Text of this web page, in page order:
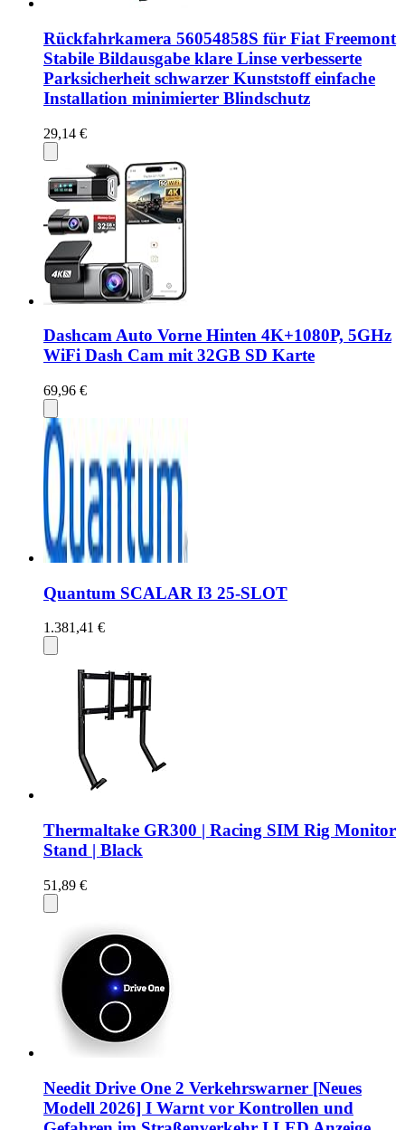
Rückfahrkamera 56054858S für Fiat Freemont
Stabile Bildausgabe klare Linse verbesserte
Parksicherheit schwarzer Kunststoff einfache
Installation minimierter Blindschutz
29,14 €
Dashcam Auto Vorne Hinten 4K+1080P, 5GHz
WiFi Dash Cam mit 32GB SD Karte
69,96 €
Quantum SCALAR I3 25-SLOT
1.381,41 €
Thermaltake GR300 | Racing SIM Rig Monitor
Stand | Black
51,89 €
Needit Drive One 2 Verkehrswarner [Neues
Modell 2026] I Warnt vor Kontrollen und